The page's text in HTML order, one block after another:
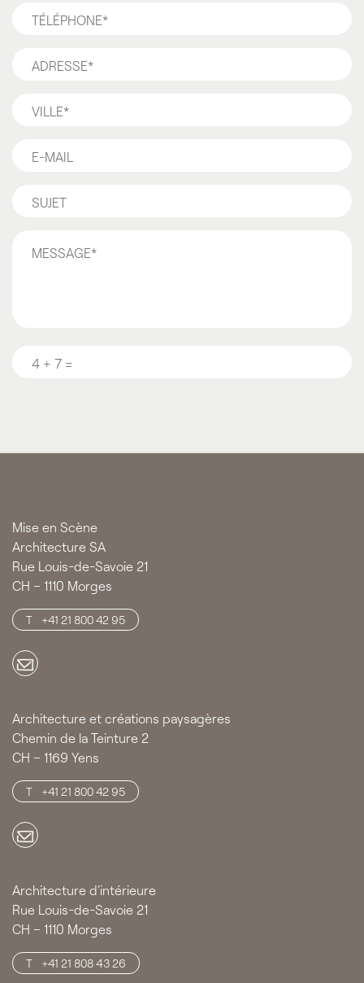
Téléphone
mail*
Mise en Scène
Architecture SA
Rue Louis-de-Savoie 21
CH – 1110 Morges
+41 21 800 42 95
Architecture et créations paysagères
Chemin de la Teinture 2
CH – 1169 Yens
+41 21 800 42 95
Architecture d'intérieure
Rue Louis-de-Savoie 21
CH – 1110 Morges
+41 21 808 43 26